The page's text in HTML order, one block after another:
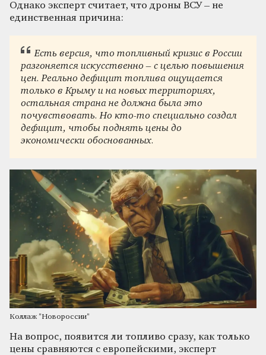
Однако эксперт считает, что дроны ВСУ – не
единственная причина:
Есть версия, что топливный кризис в России
разгоняется искусственно – с целью повышения
цен. Реально дефицит топлива ощущается
только в Крыму и на новых территориях,
остальная страна не должна была это
почувствовать. Но кто-то специально создал
дефицит, чтобы поднять цены до
экономически обоснованных.
Коллаж "Новороссии"
На вопрос, появится ли топливо сразу, как только
цены сравняются с европейскими, эксперт